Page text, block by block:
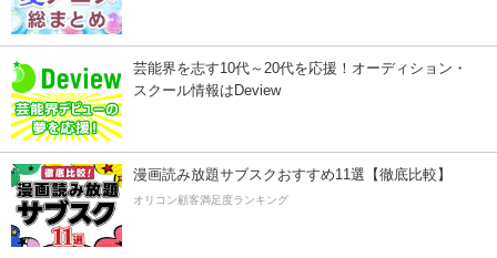
芸能界を志す10代～20代を応援！オーディション・
スクール情報はDeview
漫画読み放題サブスクおすすめ11選【徹底比較】
オリコン顧客満足度ランキング